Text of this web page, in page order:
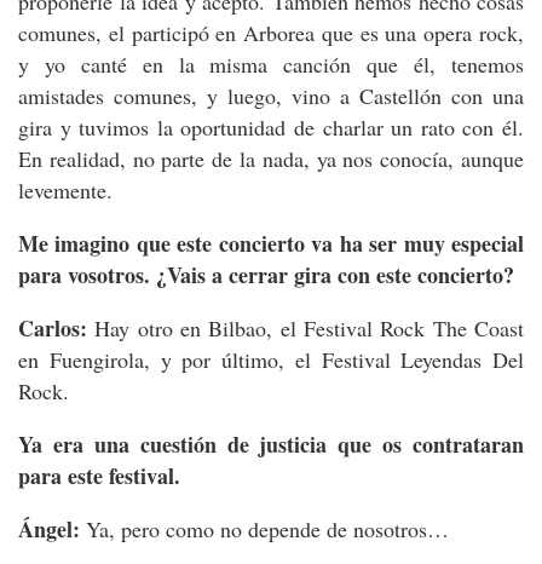
comunes, el participó en Arborea que es una opera rock,
y yo canté en la misma canción que él, tenemos
amistades comunes, y luego, vino a Castellón con una
gira y tuvimos la oportunidad de charlar un rato con él.
En realidad, no parte de la nada, ya nos conocía, aunque
levemente.
Me imagino que este concierto va ha ser muy especial
para vosotros. ¿Vais a cerrar gira con este concierto?
Carlos:Hay otro en Bilbao, el Festival Rock The Coast
en Fuengirola, y por último, el Festival Leyendas Del
Rock.
Ya era una cuestión de justicia que os contrataran
para este festival.
Ángel: Ya, pero como no depende de nosotros…